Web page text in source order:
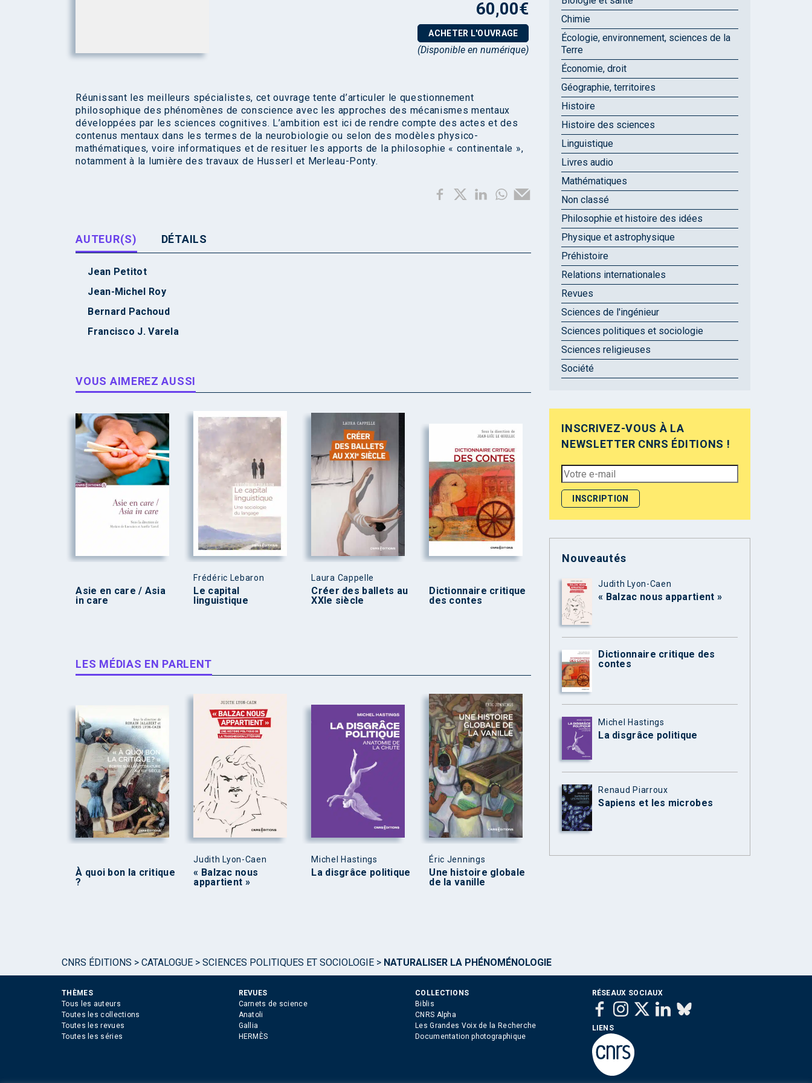
60,00€
ACHETER L'OUVRAGE
(Disponible en numérique)
Réunissant les meilleurs spécialistes, cet ouvrage tente d’articuler le questionnement
philosophique des phénomènes de conscience avec les approches des mécanismes mentaux
développées par les sciences cognitives. L’ambition est ici de rendre compte des actes et des
contenus mentaux dans les termes de la neurobiologie ou selon des modèles physico-
mathématiques, voire informatiques et de resituer les apports de la philosophie « continentale »,
notamment à la lumière des travaux de Husserl et Merleau-Ponty.
AUTEUR(S) DÉTAILS
Jean Petitot
Jean-Michel Roy
Bernard Pachoud
Francisco J. Varela
VOUS AIMEREZ AUSSI
Asie en care / Asia
in care
Frédéric Lebaron
Le capital
linguistique
Laura Cappelle
Créer des ballets au
XXIe siècle
Dictionnaire critique
des contes
LES MÉDIAS EN PARLENT
À quoi bon la critique
?
Judith Lyon-Caen
« Balzac nous
appartient »
Michel Hastings
La disgrâce politique
Éric Jennings
Une histoire globale
de la vanille
Chimie
Écologie, environnement, sciences de la
Terre
Économie, droit
Géographie, territoires
Histoire
Histoire des sciences
Linguistique
Livres audio
Mathématiques
Non classé
Philosophie et histoire des idées
Physique et astrophysique
Préhistoire
Relations internationales
Revues
Sciences de l'ingénieur
Sciences politiques et sociologie
Sciences religieuses
Société
INSCRIVEZ-VOUS À LA
NEWSLETTER CNRS ÉDITIONS !
Nouveautés
Judith Lyon-Caen
« Balzac nous appartient »
Dictionnaire critique des
contes
Michel Hastings
La disgrâce politique
Renaud Piarroux
Sapiens et les microbes
CNRS ÉDITIONS > CATALOGUE > SCIENCES POLITIQUES ET SOCIOLOGIE > NATURALISER LA PHÉNOMÉNOLOGIE
THÈMES
Tous les auteurs
Toutes les collections
Toutes les revues
Toutes les séries
REVUES
Carnets de science
Anatoli
Gallia
HERMÈS
COLLECTIONS
Biblis
CNRS Alpha
Les Grandes Voix de la Recherche
Documentation photographique
RÉSEAUX SOCIAUX
LIENS